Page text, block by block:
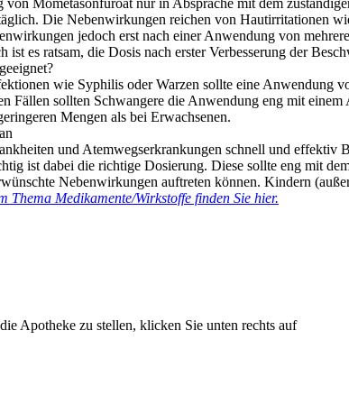
Mometasonfuroat nur in Absprache mit dem
Die Nebenwirkungen reichen von Hautirritationen
jedoch erst nach einer Anwendung von
es ratsam, die Dosis nach erster Verbesserung der
wie Syphilis oder Warzen sollte eine Anwendung
Fällen sollten Schwangere die Anwendung eng mit
Mengen als bei Erwachsenen.
und Atemwegserkrankungen schnell und
ist dabei die richtige Dosierung. Diese sollte eng mit
Nebenwirkungen auftreten können. Kindern
Thema Medikamente/Wirkstoffe finden Sie hier.
Apotheke zu stellen, klicken Sie unten rechts auf